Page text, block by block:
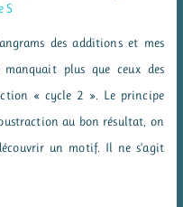
S
des additions et mes
plus que ceux des
« cycle 2 ». Le principe
au bon résultat, on
un motif. Il ne s’agit